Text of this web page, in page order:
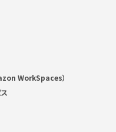
WorkSpaces）